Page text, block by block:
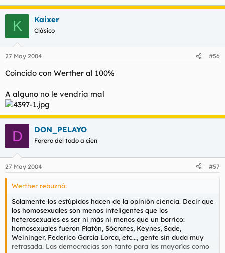
K Kaixer
Clásico
27 May 2004 #56
Coincido con Werther al 100%
A alguno no le vendría mal
D DON_PELAYO
Forero del todo a cien
27 May 2004 #57
Werther rebuznó:
Solamente los estúpidos hacen de la opinión ciencia. Decir que
los homosexuales son menos inteligentes que los
heterosexuales es ser ni más ni menos que un borrico:
homosexuales fueron Platón, Sócrates, Keynes, Sade,
Weininger, Federico García Lorca, etc..., gente sin duda muy
retrasada. Las democracias son tanto para las mayorías como